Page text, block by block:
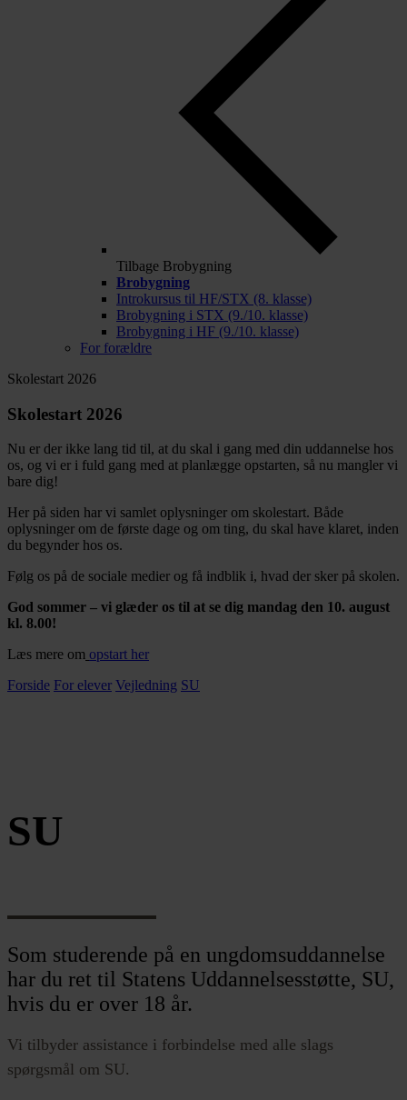
Tilbage Brobygning
Brobygning
Introkursus til HF/STX (8. klasse)
Brobygning i STX (9./10. klasse)
Brobygning i HF (9./10. klasse)
For forældre
Skolestart 2026
Skolestart 2026
Nu er der ikke lang tid til, at du skal i gang med din uddannelse hos
os, og vi er i fuld gang med at planlægge opstarten, så nu mangler vi
bare dig!
Her på siden har vi samlet oplysninger om skolestart. Både
oplysninger om de første dage og om ting, du skal have klaret, inden
du begynder hos os.
Følg os på de sociale medier og få indblik i, hvad der sker på skolen.
God sommer – vi glæder os til at se dig mandag den 10. august
kl. 8.00!
Læs mere om opstart her
Forside For elever Vejledning SU
SU
Som studerende på en ungdomsuddannelse
har du ret til Statens Uddannelsesstøtte, SU,
hvis du er over 18 år.
Vi tilbyder assistance i forbindelse med alle slags
spørgsmål om SU.